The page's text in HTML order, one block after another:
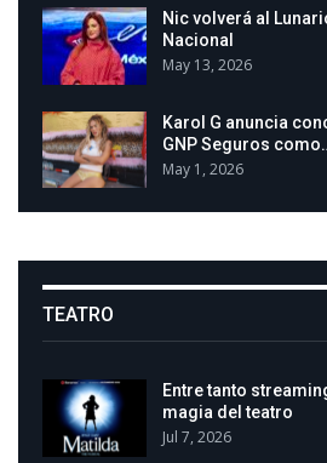
Nic volverá al
Nacional
May 13, 2026
Karol G anuncia
GNP Seguros
May 1, 2026
TEATRO
Entre tanto
magia del teatro
Jul 7, 2026